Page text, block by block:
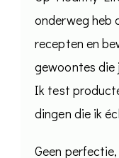
onderweg heb
recepten en
gewoontes die
Ik test
dingen die ik
Geen